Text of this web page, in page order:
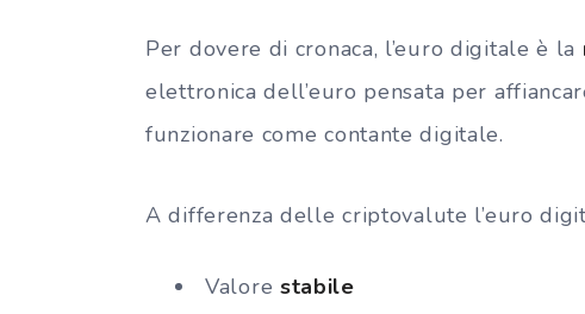
Per dovere di cronaca, l’euro digitale è la
elettronica dell’euro pensata per
funzionare come contante digitale.
A differenza delle criptovalute l’euro
Valore stabile